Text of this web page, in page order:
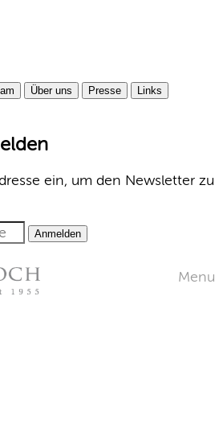
Über uns Presse
Links
ein, um den Newsletter zu
Anmelden
Menu